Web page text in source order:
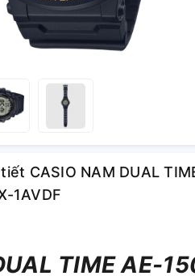
CASIO NAM DUAL
1AVDF
TIME AE-